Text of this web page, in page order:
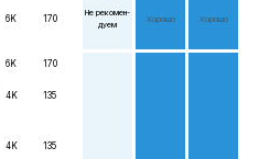
6K
170
Не реко­мен­
дуем
Хо­рошо Хо­рошо
6K 170
4K 135
4K
135